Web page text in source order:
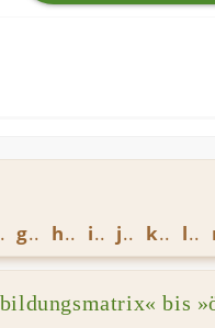
g h i j k l
bis